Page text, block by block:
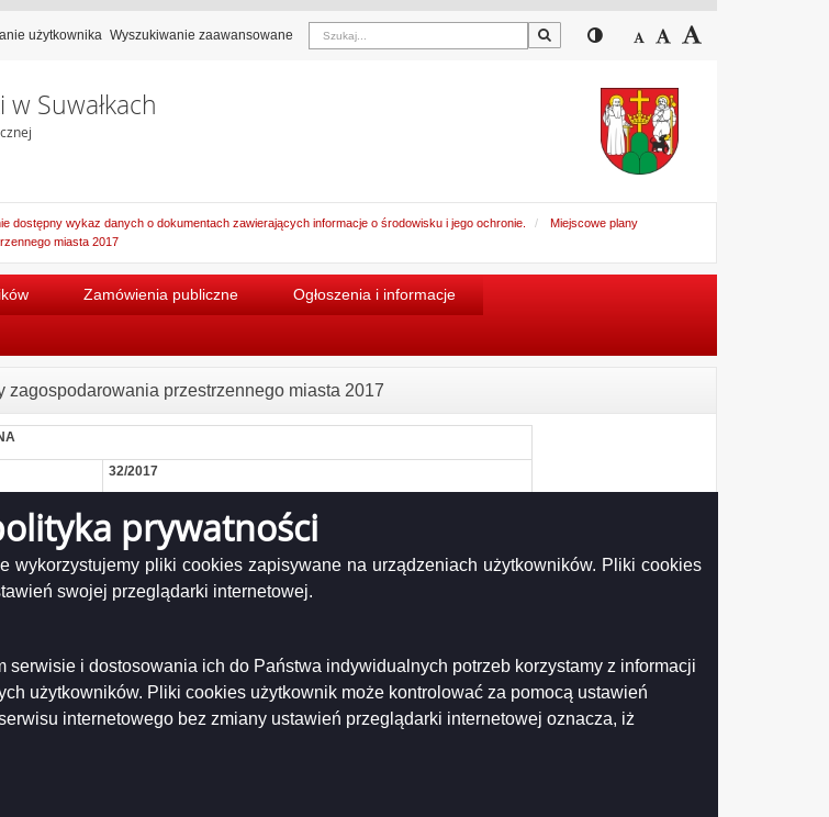
prywatności
wykorzystujemy pliki cookies zapisywane na urządzeniach użytkowników. Pliki cookies
swojej przeglądarki internetowej.
serwisie i dostosowania ich do Państwa indywidualnych potrzeb korzystamy z informacji
użytkowników. Pliki cookies użytkownik może kontrolować za pomocą ustawień
internetowego bez zmiany ustawień przeglądarki internetowej oznacza, iż
użytkownika Wyszukiwanie zaawansowane Szukaj Przełącz pomiędzy
Zmniejsz czcionkę
Domyślny rozmiar
Suwałkach
dostępny wykaz danych o dokumentach zawierających informacje o środowisku i jego ochronie.
Miejscowe plany
miasta 2017
Zamówienia publiczne Ogłoszenia i informacje
zagospodarowania przestrzennego miasta 2017
32/2017
Inne
Projekt miejscowego planu zagospodarowania przestrzennego
północnej części rejonu ulicy Franciszkańskiej w Suwałkach.
zagospodarowaniu przestrzennym.
dotyczy,
Województwo: podlaskie
Powiat i gmina: miasto Suwałki